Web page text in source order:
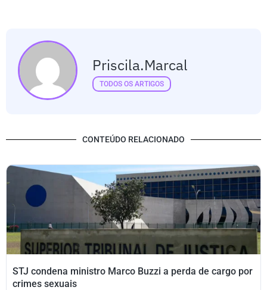
Priscila.marcal
TODOS OS ARTIGOS
CONTEÚDO RELACIONADO
STJ condena ministro Marco Buzzi a perda de cargo por
crimes sexuais